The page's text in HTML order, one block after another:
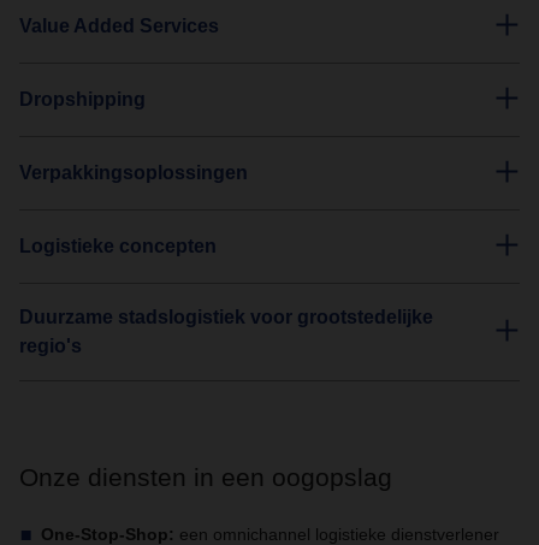
Value Added Services
Dropshipping
Verpakkingsoplossingen
Logistieke concepten
Duurzame stadslogistiek voor grootstedelijke
regio's
Onze diensten in een oogopslag
One-Stop-Shop: een omnichannel logistieke dienstverlener